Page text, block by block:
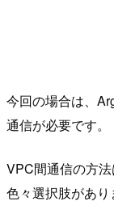
今回の場合は、
通信が必要です。
VPC間通信の方
色々選択肢があり